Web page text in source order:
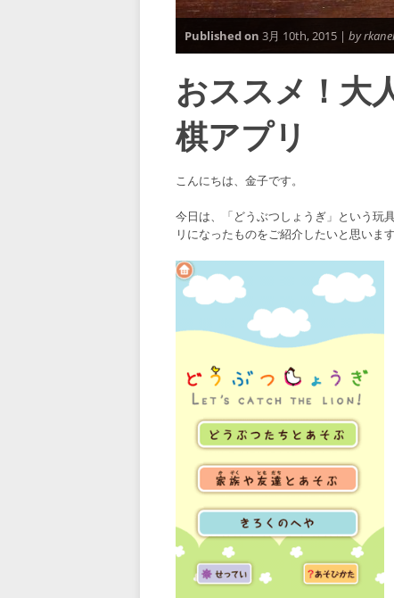
Published on 3月 10th, 2015 | by
おススメ！大
棋アプリ
こんにちは、金子です。
今日は、「どうぶつしょうぎ」という玩
リになったものをご紹介したいと思いま